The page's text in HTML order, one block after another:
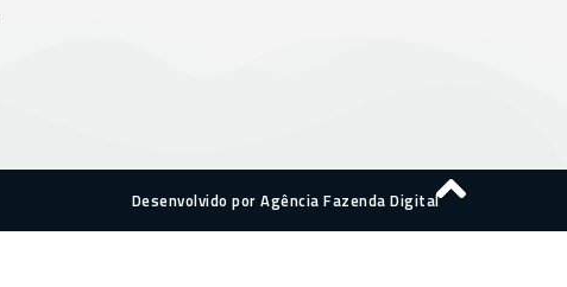
Desenvolvido por Agência Fazenda Digital